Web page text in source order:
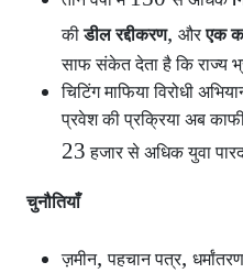
की डील रद्दीकरण, और एक
साफ संकेत देता है कि राज्य
चिटिंग माफिया विरोधी
प्रवेश की प्रक्रिया अब
23 हजार से अधिक युवा
चुनौतियाँ
ज़मीन,पहचान पत्र,